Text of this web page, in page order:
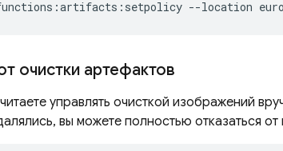
--location
очистки артефактов
управлять очисткой изображений
вы можете полностью отказаться от